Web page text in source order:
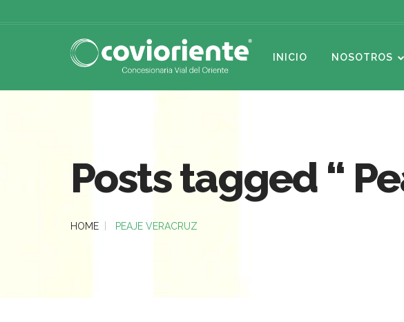
INICIO NOSOTROS
Posts tagged “
HOME PEAJE VERACRUZ